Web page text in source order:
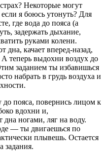
Некоторые могут
я боюсь утонуть? Для
где вода до пояса (а
задержать дыхание,
руками колени.
дна, качает вперед-назад,
теперь выдохни воздух до
заданием ты избавишься
набрать в грудь воздуха и
до пояса, повернись лицом к
вдохни и,
дна ногами, ляг на воду.
— ты двигаешься по
плывешь. Остается
задания.